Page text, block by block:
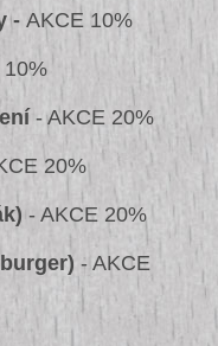
- AKCE 10%
10%
- AKCE 20%
20%
- AKCE 20%
- AKCE